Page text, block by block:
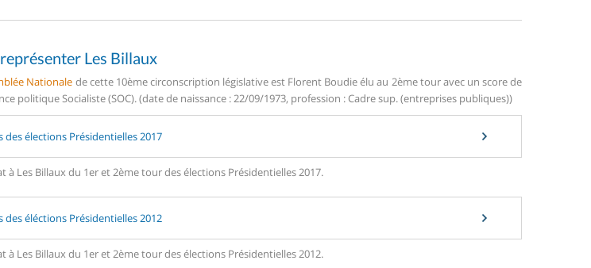
Les Billaux
Nationale de cette 10ème circonscription législative est Florent Boudie élu au 2ème tour avec un score de
politique Socialiste (SOC). (date de naissance : 22/09/1973, profession : Cadre sup. (entreprises publiques))
des élections Présidentielles 2017
à Les Billaux du 1er et 2ème tour des élections Présidentielles 2017.
des éléctions Présidentielles 2012
à Les Billaux du 1er et 2ème tour des élections Présidentielles 2012.